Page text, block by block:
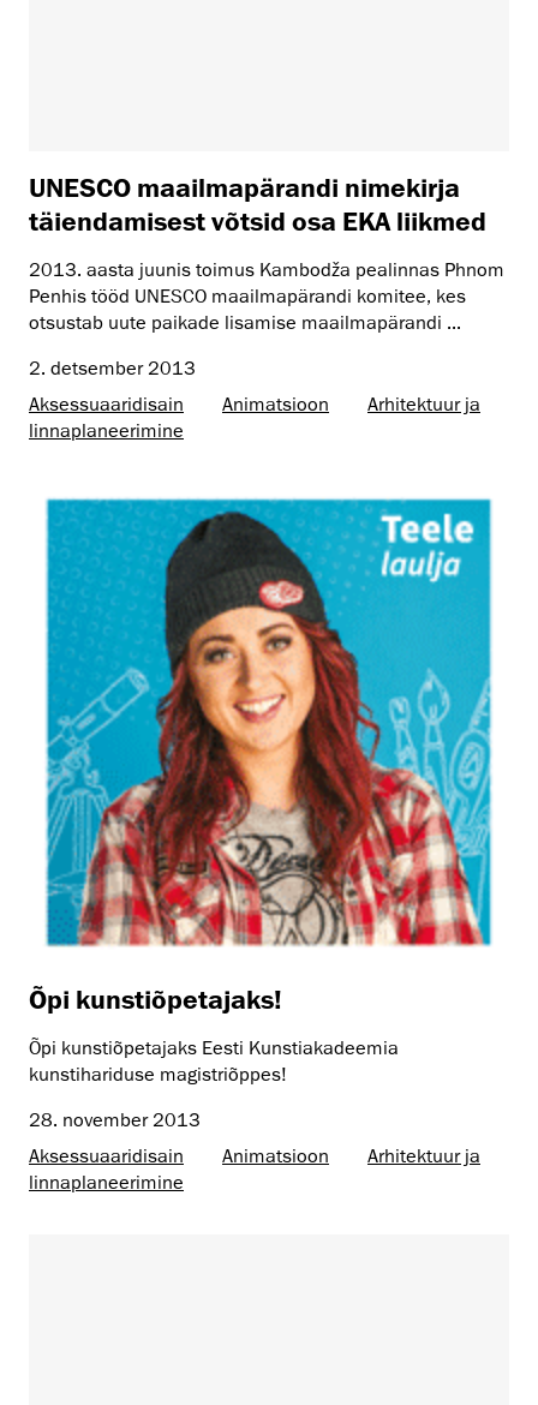
UNESCO maailmapärandi nimekirja
täiendamisest võtsid osa EKA liikmed
2013. aasta juunis toimus Kambodža pealinnas Phnom
Penhis tööd UNESCO maailmapärandi komitee, kes
otsustab uute paikade lisamise maailmapärandi ...
2. detsember 2013
Aksessuaaridisain
Animatsioon
Arhitektuur ja
linnaplaneerimine
Õpi kunstiõpetajaks!
Õpi kunstiõpetajaks Eesti Kunstiakadeemia
kunstihariduse magistriõppes!
28. november 2013
Aksessuaaridisain
Animatsioon
Arhitektuur ja
linnaplaneerimine